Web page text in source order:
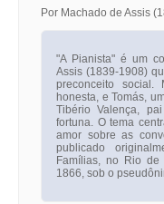
Por Machado de Assis
"A Pianista" é um
Assis (1839-1908)
preconceito social.
honesta, e Tomás,
Tibério Valença,
fortuna. O tema
amor sobre as
publicado
Famílias, no Rio
1866, sob o